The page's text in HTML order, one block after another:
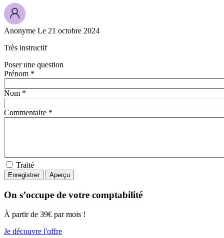
Anonyme Le 21 octobre 2024
Très instructif
Poser une question
Prénom *
Nom *
Commentaire *
Traité
On s’occupe de votre comptabilité
À partir de 39€ par mois !
Je découvre l'offre